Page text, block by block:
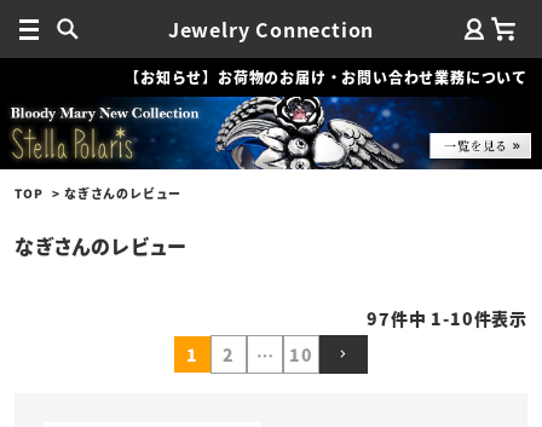
Jewelry Connection
【お知らせ】お荷物のお届け・お問い合わせ業務について
TOP なぎさんのレビュー
なぎさんのレビュー
97件中 1-10件表示
1
2 … 10